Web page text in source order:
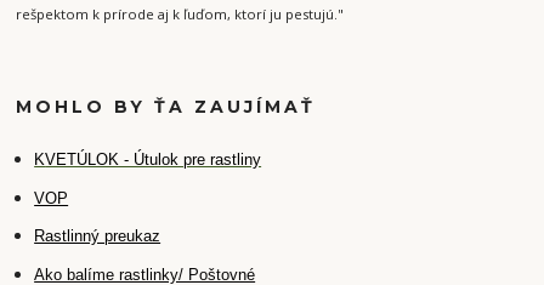
rešpektom k prírode aj k ľuďom, ktorí ju pestujú."
MOHLO BY ŤA ZAUJÍMAŤ
KVETÚLOK - Útulok pre rastliny
VOP
Rastlinný preukaz
Ako balíme rastlinky/ Poštovné